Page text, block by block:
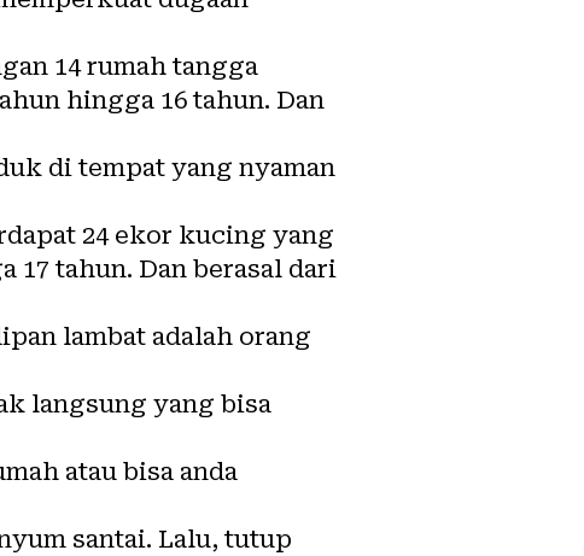
14 rumah tangga
hingga 16 tahun. Dan
di tempat yang nyaman
24 ekor kucing yang
17 tahun. Dan berasal dari
lambat adalah orang
langsung yang bisa
atau bisa anda
santai. Lalu, tutup